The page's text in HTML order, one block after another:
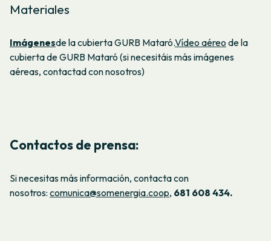
Materiales
Imágenesde la cubierta GURB Mataró.Vídeo aéreo de la
cubierta de GURB Mataró (si necesitáis más imágenes
aéreas, contactad con nosotros)
Contactos de prensa:
Si necesitas más información, contacta con
nosotros: comunica@somenergia.coop, 681 608 434.